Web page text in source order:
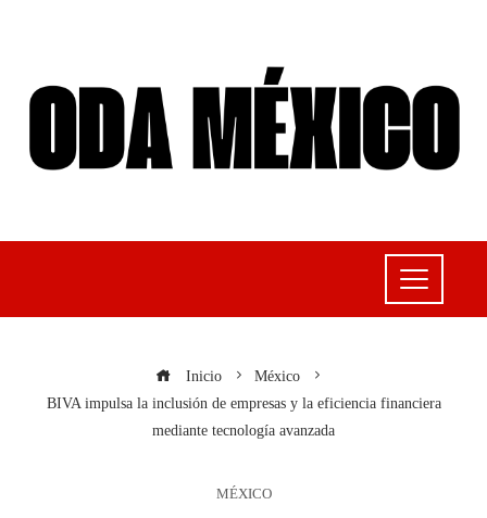
Inicio
México
BIVA impulsa la inclusión de empresas y la eficiencia financiera
mediante tecnología avanzada
MÉXICO